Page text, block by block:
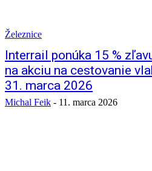
Železnice
Interrail ponúka 15 %
na akciu na cestovanie
31. marca 2026
Michal Feik - 11. marca 2026